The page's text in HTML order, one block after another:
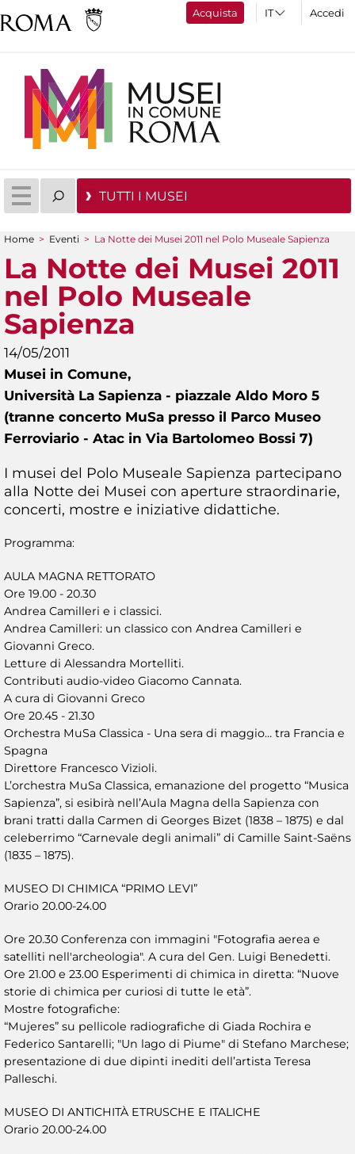
Acquista Accedi
TUTTI I MUSEI
Tu sei qui
Home > Eventi > La Notte dei Musei 2011 nel Polo Museale Sapienza
La Notte dei Musei 2011
nel Polo Museale
Sapienza
14/05/2011
Musei in Comune,
Università La Sapienza - piazzale Aldo Moro 5
(tranne concerto MuSa presso il Parco Museo
Ferroviario - Atac in Via Bartolomeo Bossi 7)
I musei del Polo Museale Sapienza partecipano
alla Notte dei Musei con aperture straordinarie,
concerti, mostre e iniziative didattiche.
Programma:
AULA MAGNA RETTORATO
Ore 19.00 - 20.30
Andrea Camilleri e i classici.
Andrea Camilleri: un classico con Andrea Camilleri e
Giovanni Greco.
Letture di Alessandra Mortelliti.
Contributi audio-video Giacomo Cannata.
A cura di Giovanni Greco
Ore 20.45 - 21.30
Orchestra MuSa Classica - Una sera di maggio… tra Francia e
Spagna
Direttore Francesco Vizioli.
L’orchestra MuSa Classica, emanazione del progetto “Musica
Sapienza”, si esibirà nell’Aula Magna della Sapienza con
brani tratti dalla Carmen di Georges Bizet (1838 – 1875) e dal
celeberrimo “Carnevale degli animali” di Camille Saint-Saëns
(1835 – 1875).
MUSEO DI CHIMICA “PRIMO LEVI”
Orario 20.00-24.00
Ore 20.30 Conferenza con immagini "Fotografia aerea e
satelliti nell'archeologia". A cura del Gen. Luigi Benedetti.
Ore 21.00 e 23.00 Esperimenti di chimica in diretta: “Nuove
storie di chimica per curiosi di tutte le età”.
Mostre fotografiche:
“Mujeres” su pellicole radiografiche di Giada Rochira e
Federico Santarelli; "Un lago di Piume" di Stefano Marchese;
presentazione di due dipinti inediti dell’artista Teresa
Palleschi.
MUSEO DI ANTICHITÀ ETRUSCHE E ITALICHE
Orario 20.00-24.00